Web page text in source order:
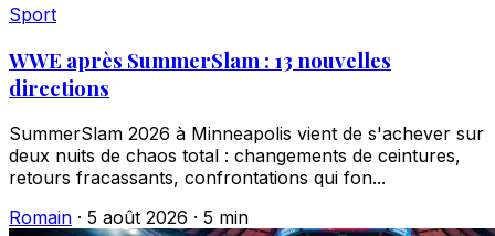
Sport
WWE après SummerSlam : 13 nouvelles
directions
SummerSlam 2026 à Minneapolis vient de s'achever sur
deux nuits de chaos total : changements de ceintures,
retours fracassants, confrontations qui fon...
Romain · 5 août 2026 · 5 min